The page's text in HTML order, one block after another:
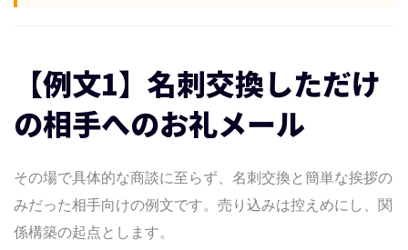
【例文1】名刺交換しただけ
の相手へのお礼メール
その場で具体的な商談に至らず、名刺交換と簡単な挨拶の
みだった相手向けの例文です。売り込みは控えめにし、関
係構築の起点とします。